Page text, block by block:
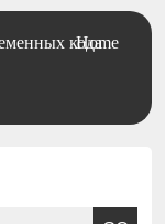
кода
Home